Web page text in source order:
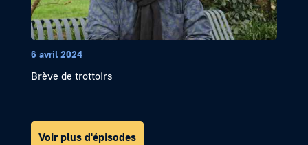
6 avril 2024
Brève de trottoirs
Voir plus d'épisodes